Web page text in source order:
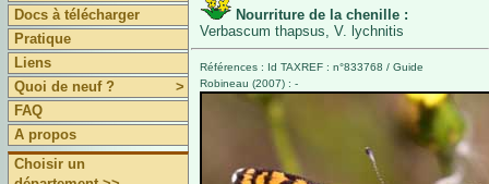
Docs à télécharger
Pratique
Liens
Quoi de neuf ?
>
FAQ
A propos
Choisir un
Nourriture de la chenille :
Verbascum thapsus, V. lychnitis
Références : Id TAXREF : n°833768 / Guide
Robineau (2007) : -